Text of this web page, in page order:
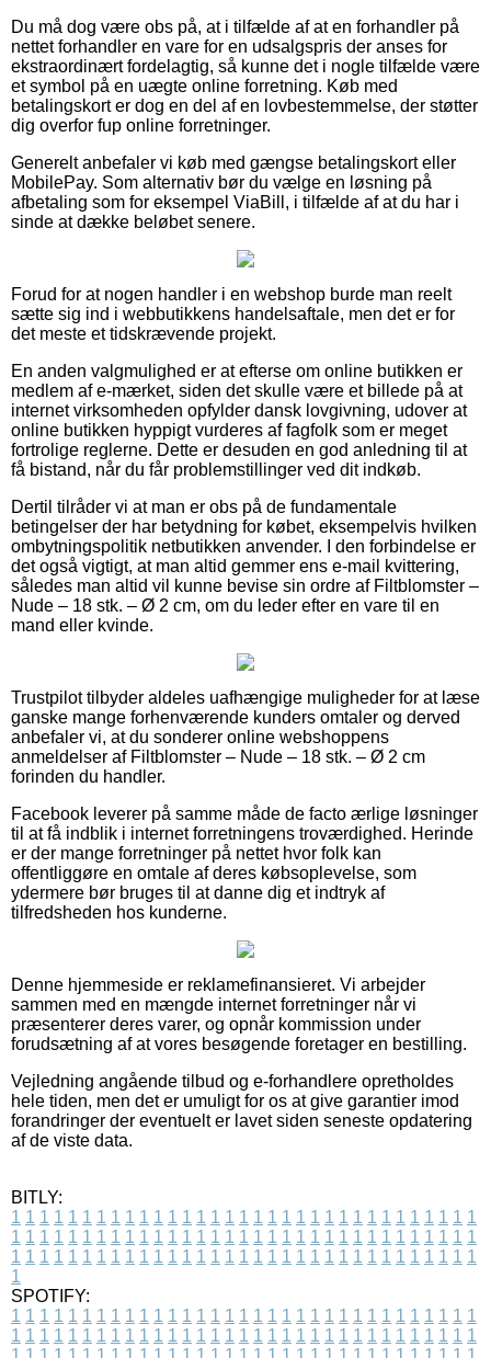
Du må dog være obs på, at i tilfælde af at en forhandler på
nettet forhandler en vare for en udsalgspris der anses for
ekstraordinært fordelagtig, så kunne det i nogle tilfælde være
et symbol på en uægte online forretning. Køb med
betalingskort er dog en del af en lovbestemmelse, der støtter
dig overfor fup online forretninger.
Generelt anbefaler vi køb med gængse betalingskort eller
MobilePay. Som alternativ bør du vælge en løsning på
afbetaling som for eksempel ViaBill, i tilfælde af at du har i
sinde at dække beløbet senere.
Forud for at nogen handler i en webshop burde man reelt
sætte sig ind i webbutikkens handelsaftale, men det er for
det meste et tidskrævende projekt.
En anden valgmulighed er at efterse om online butikken er
medlem af e-mærket, siden det skulle være et billede på at
internet virksomheden opfylder dansk lovgivning, udover at
online butikken hyppigt vurderes af fagfolk som er meget
fortrolige reglerne. Dette er desuden en god anledning til at
få bistand, når du får problemstillinger ved dit indkøb.
Dertil tilråder vi at man er obs på de fundamentale
betingelser der har betydning for købet, eksempelvis hvilken
ombytningspolitik netbutikken anvender. I den forbindelse er
det også vigtigt, at man altid gemmer ens e-mail kvittering,
således man altid vil kunne bevise sin ordre af Filtblomster –
Nude – 18 stk. – Ø 2 cm, om du leder efter en vare til en
mand eller kvinde.
Trustpilot tilbyder aldeles uafhængige muligheder for at læse
ganske mange forhenværende kunders omtaler og derved
anbefaler vi, at du sonderer online webshoppens
anmeldelser af Filtblomster – Nude – 18 stk. – Ø 2 cm
forinden du handler.
Facebook leverer på samme måde de facto ærlige løsninger
til at få indblik i internet forretningens troværdighed. Herinde
er der mange forretninger på nettet hvor folk kan
offentliggøre en omtale af deres købsoplevelse, som
ydermere bør bruges til at danne dig et indtryk af
tilfredsheden hos kunderne.
Denne hjemmeside er reklamefinansieret. Vi arbejder
sammen med en mængde internet forretninger når vi
præsenterer deres varer, og opnår kommission under
forudsætning af at vores besøgende foretager en bestilling.
Vejledning angående tilbud og e-forhandlere opretholdes
hele tiden, men det er umuligt for os at give garantier imod
forandringer der eventuelt er lavet siden seneste opdatering
af de viste data.
BITLY:
1 1 1 1 1 1 1 1 1 1 1 1 1 1 1 1 1 1 1 1 1 1 1 1 1 1 1 1 1 1 1 1 1
1 1 1 1 1 1 1 1 1 1 1 1 1 1 1 1 1 1 1 1 1 1 1 1 1 1 1 1 1 1 1 1 1
1 1 1 1 1 1 1 1 1 1 1 1 1 1 1 1 1 1 1 1 1 1 1 1 1 1 1 1 1 1 1 1 1
1
SPOTIFY:
1 1 1 1 1 1 1 1 1 1 1 1 1 1 1 1 1 1 1 1 1 1 1 1 1 1 1 1 1 1 1 1 1
1 1 1 1 1 1 1 1 1 1 1 1 1 1 1 1 1 1 1 1 1 1 1 1 1 1 1 1 1 1 1 1 1